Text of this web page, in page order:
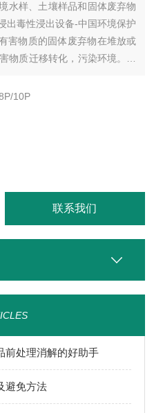
水样、土壤样品和固体废弃物
出毒性浸出设备-中国环境保护
害物质的固体废弃物在堆放或
物质迁移转化，污染环境。浸
废物具有浸出毒性。固体废物
10P
联系我们
前处理消解的好助手
避免方法